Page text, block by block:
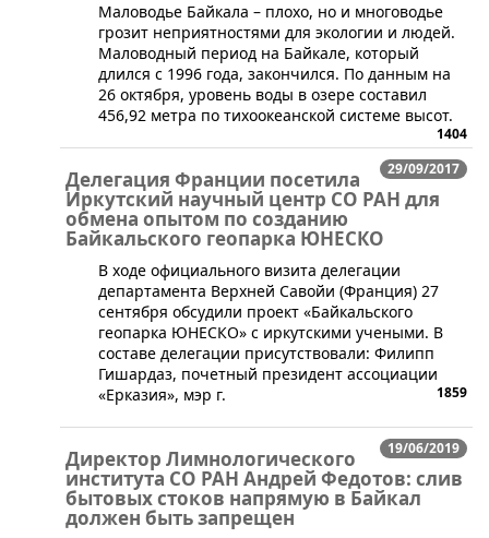
Маловодье Байкала – плохо, но и многоводье
грозит неприятностями для экологии и людей.
Маловодный период на Байкале, который
длился с 1996 года, закончился. По данным на
26 октября, уровень воды в озере составил
456,92 метра по тихоокеанской системе высот.
1404
29/09/2017
Делегация Франции посетила
Иркутский научный центр СО РАН для
обмена опытом по созданию
Байкальского геопарка ЮНЕСКО
В ходе официального визита делегации
департамента Верхней Савойи (Франция) 27
сентября обсудили проект «Байкальского
геопарка ЮНЕСКО» с иркутскими учеными. В
составе делегации присутствовали: Филипп
Гишардаз, почетный президент ассоциации
«Ерказия», мэр г.
1859
19/06/2019
Директор Лимнологического
института СО РАН Андрей Федотов: слив
бытовых стоков напрямую в Байкал
должен быть запрещен